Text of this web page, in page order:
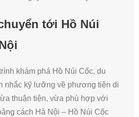
tới Hồ Núi
khám phá Hồ Núi Cốc, du
nhắc kỹ lưỡng về phương tiện di
thuận tiện, vừa phù hợp với
cách Hà Nội – Hồ Núi Cốc